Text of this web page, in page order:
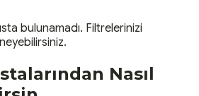
bulunamadı. Filtrelerinizi
Nasıl